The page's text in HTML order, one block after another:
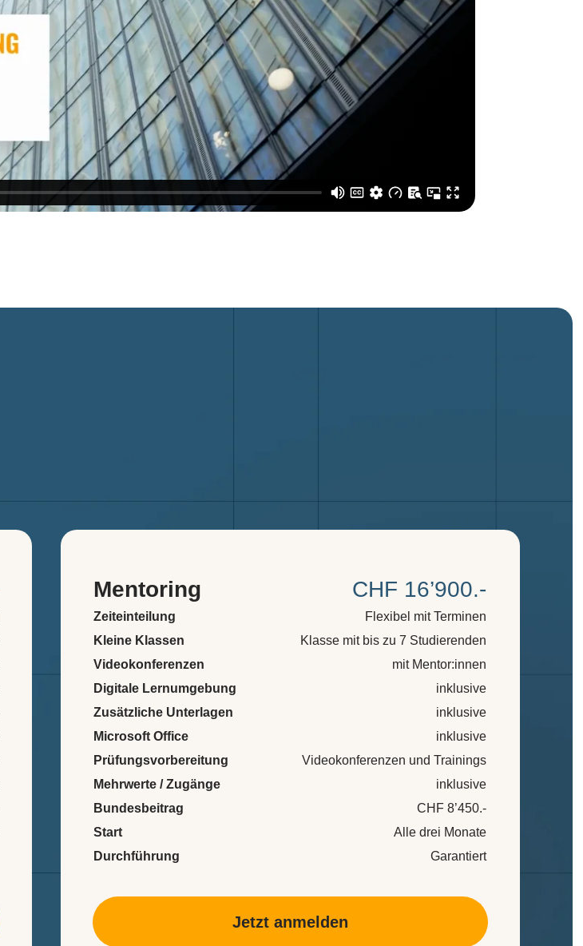
Mentoring CHF 16’900.-
Zeiteinteilung
Flexibel mit Terminen
Kleine Klassen
Klasse mit bis zu 7 Studierenden
Videokonferenzen
mit Mentor:innen
Digitale Lernumgebung
inklusive
Zusätzliche Unterlagen
inklusive
Microsoft Office
inklusive
Prüfungsvorbereitung
Videokonferenzen und Trainings
Mehrwerte / Zugänge
inklusive
Bundesbeitrag
CHF 8’450.-
Start
Alle drei Monate
Durchführung
Garantiert
Jetzt anmelden